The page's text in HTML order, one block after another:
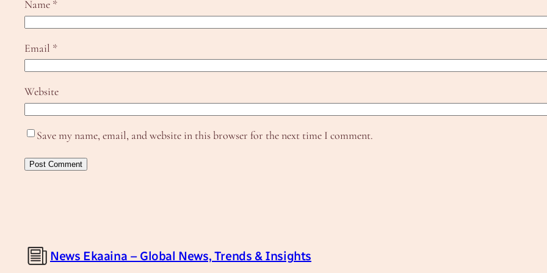
Name *
Email *
Website
Save my name, email, and website in this browser for the next time I comment.
News Ekaaina – Global News, Trends & Insights